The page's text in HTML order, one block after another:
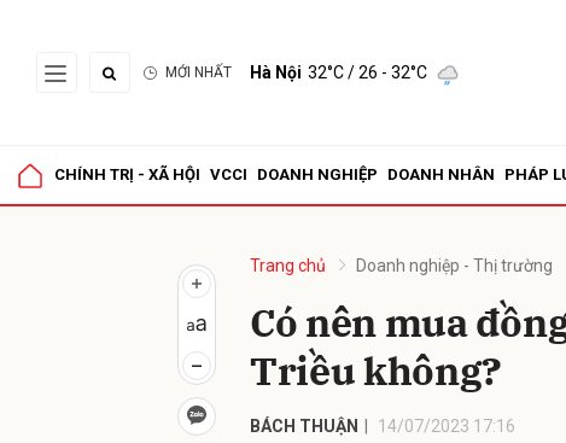
MỚI NHẤT Hà Nội 32°C/ 26 - 32°C
CHÍNH TRỊ - XÃ HỘI VCCI DOANH NGHIỆP DOANH NHÂN PHÁP
Trang chủ Doanh nghiệp - Thị trường
Có nên mua
Triều không?
BÁCH THUẬN 14/07/2023 17:16